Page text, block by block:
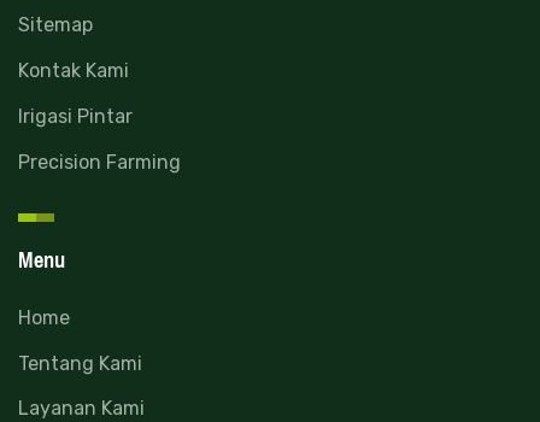
Sitemap
Kontak Kami
Irigasi Pintar
Precision Farming
Menu
Home
Tentang Kami
Layanan Kami